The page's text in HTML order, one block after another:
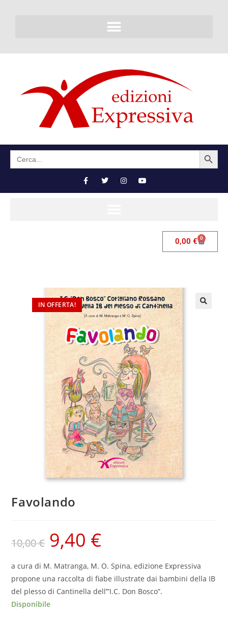
Search
for:
SEARCH BUTTON
0,00 € 0
IN OFFERTA!
Favolando
10,00€ 9,40 €
a cura di M. Matranga, M. O. Spina, edizione Expressiva
propone una raccolta di fiabe illustrate dai bambini della IB
del plesso di Cantinella dell’”I.C. Don Bosco”.
Disponibile